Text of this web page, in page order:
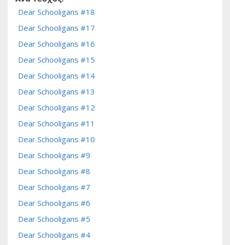
Dear Schooligans #18
Dear Schooligans #17
Dear Schooligans #16
Dear Schooligans #15
Dear Schooligans #14
Dear Schooligans #13
Dear Schooligans #12
Dear Schooligans #11
Dear Schooligans #10
Dear Schooligans #9
Dear Schooligans #8
Dear Schooligans #7
Dear Schooligans #6
Dear Schooligans #5
Dear Schooligans #4